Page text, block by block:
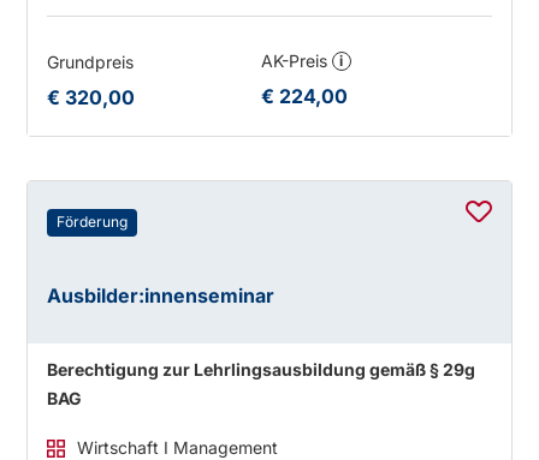
Grundpreis
€ 320,00
AK-Preis i
€ 224,00
Förderung
Ausbilder:innenseminar
Berechtigung zur Lehrlingsausbildung gemäß § 29g
BAG
Wirtschaft I Management